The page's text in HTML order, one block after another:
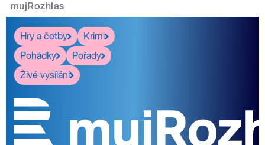
mujRozhlas
Hry a četby
Krimi
Pohádky
Pořady
Živé vysílání